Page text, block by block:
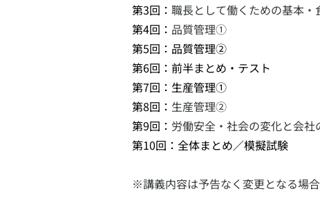
第3回： 職長として働くための基本
第4回： 品質管理①
第5回：品質管理②
第6回：前半まとめ・テスト
第7回：生産管理①
第8回： 生産管理②
第9回： 労働安全・社会の変化と会社
第10回：全体まとめ／模擬試験
※講義内容は予告なく変更となる場合